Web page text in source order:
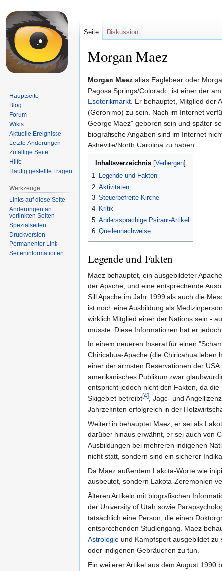
Morgan Maez
Zur
Navigation
springen
Zur
Suche
springen
Morgan Maez alias Eaglebear oder
Pagosa Springs/Colorado, ist einer der
Esoterikmarkt. Er behauptet, Mitglied der
(Geronimo) zu sein. Nach im Internet
George Maez" geboren sein und später
biografische Angaben sind im Internet
Asheville/North Carolina zu haben.
Inhaltsverzeichnis
1 Legende und Fakten
2 Aktivitäten
3 Steuerbefreite Kirche
4 Kritik
5 Anderssprachige Psiram-Artikel
6 Quellennachweise
Legende und Fakten
Maez behauptet, ein ausgebildeter
der Apache, und eine entsprechende
Sill Apache im Jahr 1999 als auch die
ist noch eine Ausbildung als
wirklich Mitglied einer der Nations sein -
müsste. Diese Informationen hat er
In einem neueren Inserat für einen
Chiricahua-Apache (die Chiricahua leben
einer der ärmsten Reservationen der
amerikanisches Publikum zwar
entspricht jedoch nicht den Fakten, da
Skigebiet betreibt[4], Jagd- und
Jahrzehnten erfolgreich in der
Weiterhin behauptet Maez, er sei als
darüber hinaus erwähnt, er sei auch von
Ausbildungen bei mehreren indigenen
nicht statt, sondern sind ein sicherer
Da Maez außerdem Lakota-Worte wie
ausbeutet, sondern Lakota-Zeremonien
Älteren Artikeln mit biografischen
der University of Utah sowie
tatsächlich eine Person, die einen
entsprechenden Studiengang. Maez
Astrologie und Kampfsport ausgebildet zu
oder indigenen Gebräuchen zu tun.
Ein weiterer Artikel aus dem August 1990
Seite Diskussion
Hauptseite
Blog
Forum
Wikis
Aktuelle Ereignisse
Letzte Änderungen
Zufällige Seite
Hilfe
Häufig gestellte Fragen
Werkzeuge
Links auf diese Seite
Änderungen an
verlinkten Seiten
Spezialseiten
Druckversion
Permanenter Link
Seiten­informationen